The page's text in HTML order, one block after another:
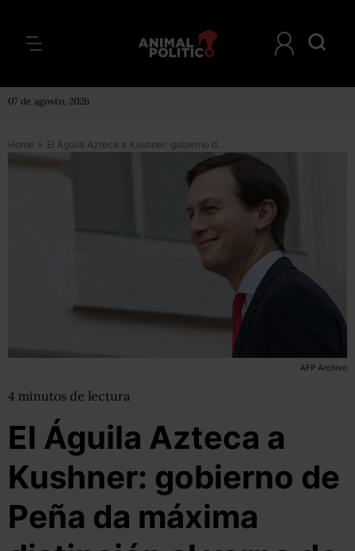
07 de agosto, 2026
Home > El Águila Azteca a Kushner: gobierno de Peña da máxima distinción al yerno de Trump
AFP Archivo
4 minutos de lectura
El Águila Azteca a
Kushner: gobierno de
Peña da máxima